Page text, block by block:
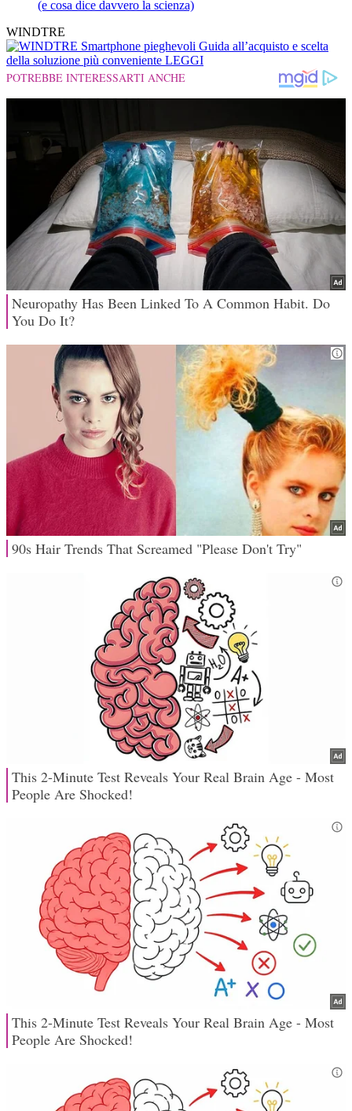
(e cosa dice davvero la scienza)
WINDTRE
Smartphone pieghevoli Guida all’acquisto e scelta
della soluzione più conveniente LEGGI